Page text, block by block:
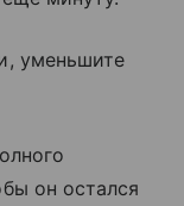
уменьшите
он остался